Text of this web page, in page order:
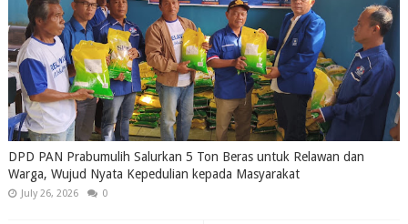
DPD PAN Prabumulih Salurkan 5 Ton Beras untuk Relawan dan
Warga, Wujud Nyata Kepedulian kepada Masyarakat
July 26, 2026 0